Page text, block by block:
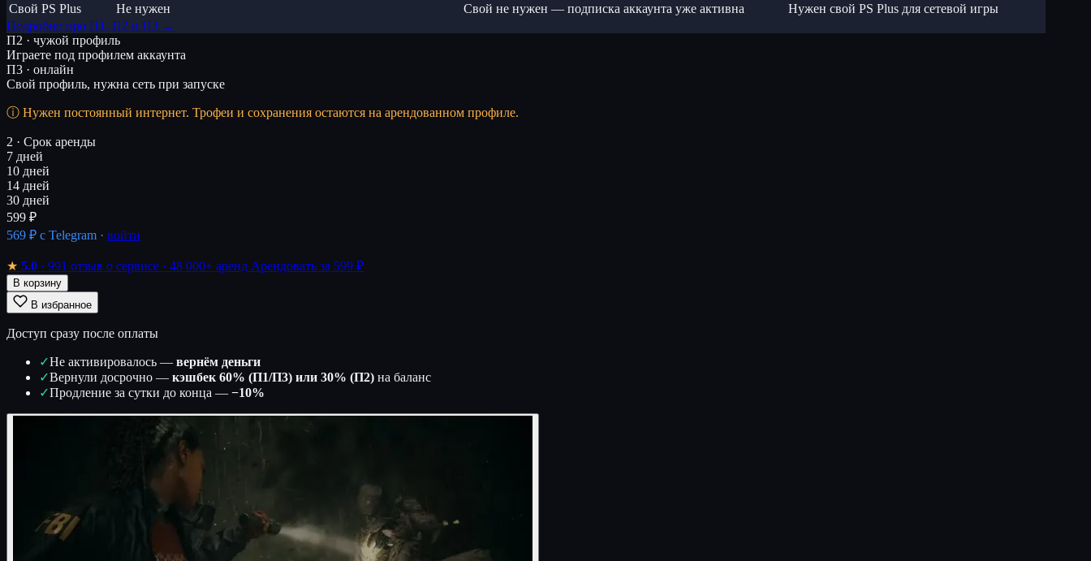
Свой PS Plus
Не нужен Свой не нужен — подписка аккаунта уже активна
Нужен свой PS Plus для сетевой игры
Подробно про П1, П2 и П3 →
П2 · чужой профиль
Играете под профилем аккаунта
П3 · онлайн
Свой профиль, нужна сеть при запуске
Нужен постоянный интернет. Трофеи и сохранения остаются на арендованном профиле.
2 · Срок аренды
7 дней
10 дней
14 дней
30 дней
599 ₽
569 ₽ с Telegram · войти
★ 5.0 · 991 отзыв о сервисе · 48 000+ аренд Арендовать за 599 ₽
В корзину
В избранное
Доступ сразу после оплаты
✓Не активировалось — вернём деньги
✓Вернули досрочно — кэшбек 60% (П1/П3) или 30% (П2) на баланс
✓Продление за сутки до конца — −10%